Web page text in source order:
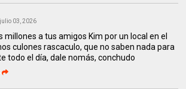
julio 03, 2026
millones a tus amigos Kim por un local en el
culones rascaculo, que no saben nada para
todo el día, dale nomás, conchudo